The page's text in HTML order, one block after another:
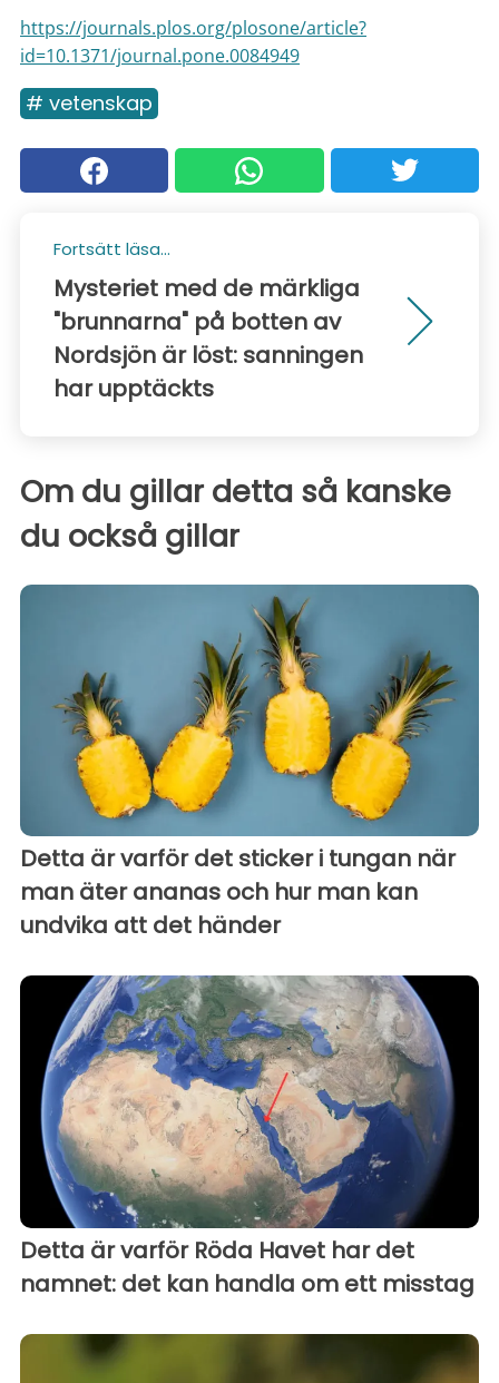
https://journals.plos.org/plosone/article?
id=10.1371/journal.pone.0084949
# vetenskap
Fortsätt läsa...
Mysteriet med de märkliga
"brunnarna" på botten av
Nordsjön är löst: sanningen
har upptäckts
Om du gillar detta så kanske
du också gillar
Detta är varför det sticker i tungan när
man äter ananas och hur man kan
undvika att det händer
Detta är varför Röda Havet har det
namnet: det kan handla om ett misstag